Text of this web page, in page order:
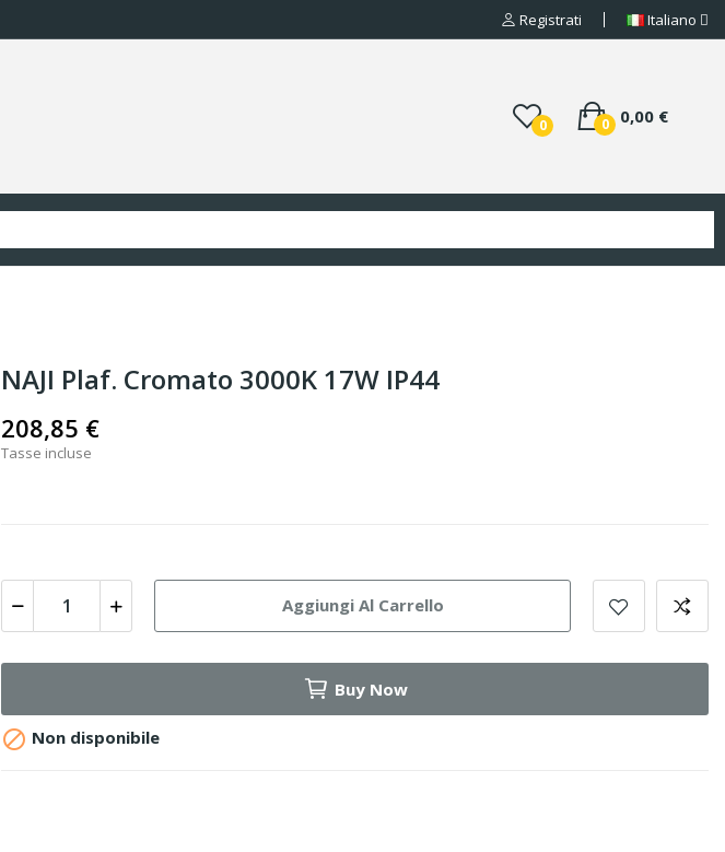
Registrati Italiano
0 0,00 €
0
NAJI Plaf. Cromato 3000K 17W IP44
208,85 €
Tasse incluse
Aggiungi Al Carrello
Buy Now
 Non disponibile